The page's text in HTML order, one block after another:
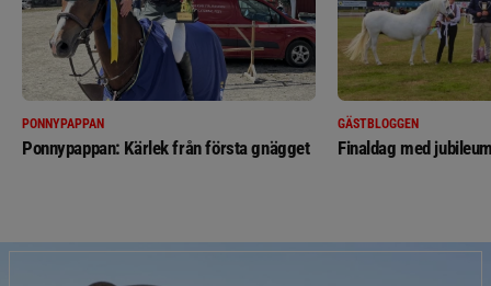
PONNYPAPPAN
Ponnypappan: Kärlek från första gnägget
GÄSTBLOGGEN
Finaldag med